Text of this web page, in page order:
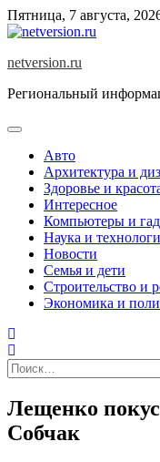
Skip
to
Пятница, 7 августа,
netversion.ru
Региональный
Авто
Архитектура и
Здоровье и
Интересное
Компьютеры и
Наука и
Новости
Семья и дети
Строительство и
Экономика и
Найти:
Лещенко
Собчак